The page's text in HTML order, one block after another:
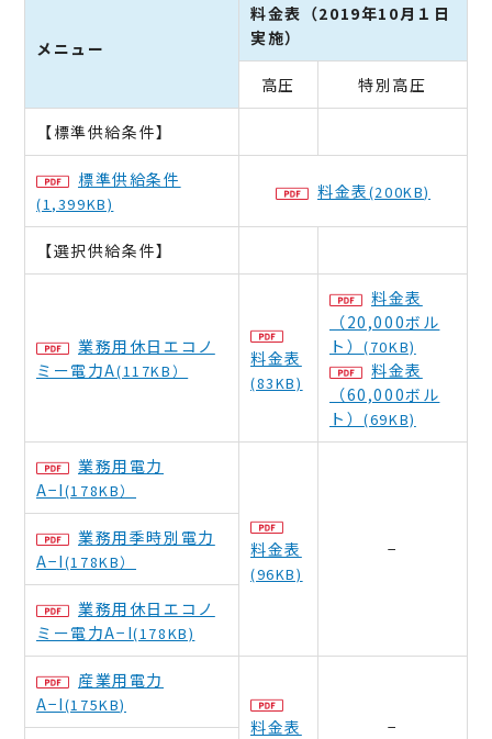
メニュー
料金表（2019年10月１日
実施）
高圧 特別高圧
【標準供給条件】
標準供給条件
(1,399KB)
料金表(200KB)
【選択供給条件】
業務用休日エコノ
ミー電力A(117KB）
料金表
(83KB)
料金表
（20,000ボル
ト）(70KB)
料金表
（60,000ボル
ト）(69KB)
業務用電力
A−I(178KB）
料金表
(96KB)
−
業務用季時別電力
A−I(178KB）
業務用休日エコノ
ミー電力A−I(178KB)
産業用電力
A−I(175KB)
料金表
−